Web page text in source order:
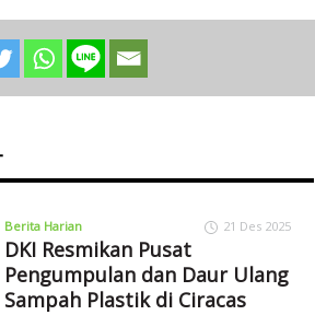
Berita Harian 21 Des 2025
DKI Resmikan Pusat
Pengumpulan dan Daur Ulang
Sampah Plastik di Ciracas